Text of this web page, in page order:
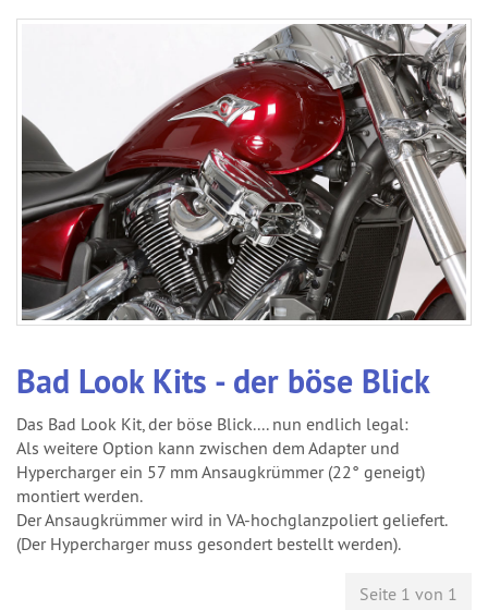
Bad Look Kits - der böse Blick
Das Bad Look Kit, der böse Blick.... nun endlich legal:
Als weitere Option kann zwischen dem Adapter und
Hypercharger ein 57 mm Ansaugkrümmer (22° geneigt)
montiert werden.
Der Ansaugkrümmer wird in VA-hochglanzpoliert geliefert.
(Der Hypercharger muss gesondert bestellt werden).
Seite 1 von 1